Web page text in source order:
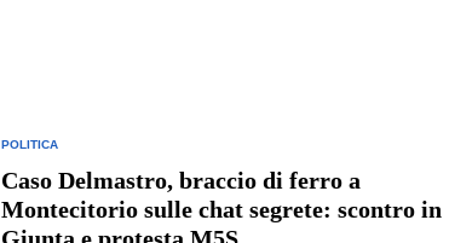
POSTED
POLITICA
Caso Delmastro, braccio di ferro a
Montecitorio sulle chat segrete: scontro in